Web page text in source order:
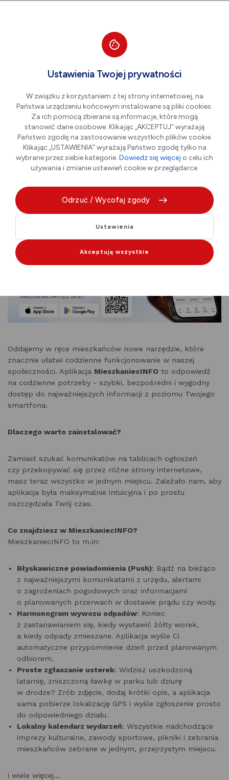
Aplikacja MieszkaniecINFO
już dostępna! Cały samorząd
w Twoim telefonie.
Oddajemy w ręce mieszkańców nowe narzędzie, które
znacznie ułatwi codzienne funkcjonowanie w naszej
społeczności. Aplikacja MieszkaniecINFO to odpowiedź
na codzienne potrzeby - szybki, bezpośredni i wygodny
dostęp do najważniejszych informacji z poziomu Twojego
smartfona.
Dlaczego warto zainstalować?
Zamiast szukać komunikatów na tablicach ogłoszeń
czy przekopywać się przez różne strony internetowe,
masz teraz wszystko w jednym miejscu. Zależało nam, aby
aplikacja była maksymalnie intuicyjna i po prostu
oszczędzała Twój czas.
Co znajdziesz w MieszkaniecINFO?
MieszkaniecINFO to m.in:
Błyskawiczne powiadomienia (Push): Bądź na bieżąco
z najważniejszymi komunikatami z urzędu, alertami
o zagrożeniach pogodowych oraz informacjami
o planowanych przerwach w dostawie prądu czy wody.
Harmonogram wywozu odpadów: Koniec
z zastanawianiem się, kiedy wystawić żółty worek,
a kiedy odpady zmieszane. Aplikacja wyśle Ci
automatyczne przypomnienie dzień przed planowanym
odbiorem.
Proste zgłaszanie usterek: Widzisz uszkodzoną
latarnię, zniszczoną ławkę w parku lub dziurę
w drodze? Zrób zdjęcie, dodaj krótki opis, a aplikacja
sama pobierze lokalizację GPS i wyśle zgłoszenie prosto
do odpowiedniego działu.
Lokalny kalendarz wydarzeń: Wszystkie nadchodzące
imprezy kulturalne, zawody sportowe, pikniki i zebrania
mieszkańców zebrane w jednym, przejrzystym miejscu.
i wiele więcej…
Ustawienia Twojej prywatności
W związku z korzystaniem z tej strony internetowej, na
Państwa urządzeniu końcowym instalowane są pliki cookies.
Za ich pomocą zbierane są informacje, które mogą
stanowić dane osobowe. Klikając „AKCEPTUJ” wyrażają
Państwo zgodę na zastosowanie wszystkich plików cookie.
Klikając „USTAWIENIA” wyrażają Państwo zgodę tylko na
wybrane przez siebie kategorie. Dowiedz się więcej o celu ich
używania i zmianie ustawień cookie w przeglądarce.
Odrzuć / Wycofaj zgody
Ustawienia
Akceptuję wszystkie